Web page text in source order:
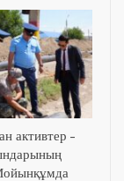
активтер –